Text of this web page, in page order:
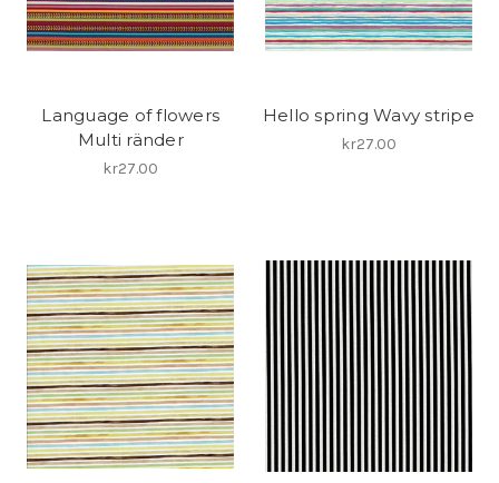
Language of flowers
Multi ränder
kr27.00
Hello spring Wavy stripe
kr27.00